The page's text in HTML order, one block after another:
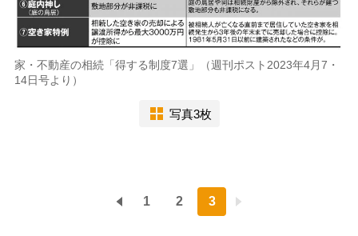
家・不動産の相続「得する制度7選」（週刊ポスト2023年4月7・
14日号より）
写真3枚
1 2 3